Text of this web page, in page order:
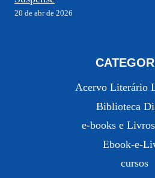
20 de abr de 2026
Acervo Literário
Biblioteca
e-books e
Ebook-e-
cursos